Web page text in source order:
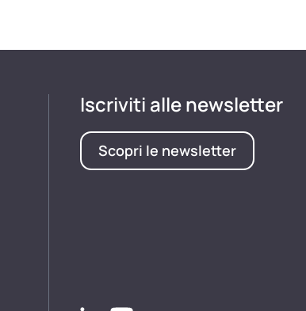
Iscriviti alle newsletter
Scopri le newsletter